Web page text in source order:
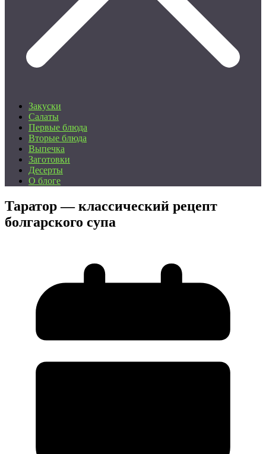
Закуски
Салаты
Первые блюда
Вторые блюда
Выпечка
Заготовки
Десерты
О блоге
Таратор — классический рецепт
болгарского супа